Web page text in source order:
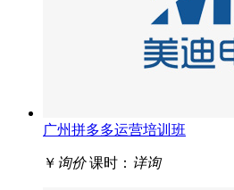
广州拼多多运营培训班
￥ 询价 课时： 详询